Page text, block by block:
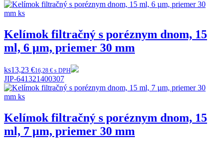
Kelímok filtračný s poréznym dnom, 15
ml, 6 µm, priemer 30 mm
ks13,23 €16,28 € s DPH
JIP-641321400307
Kelímok filtračný s poréznym dnom, 15
ml, 7 µm, priemer 30 mm